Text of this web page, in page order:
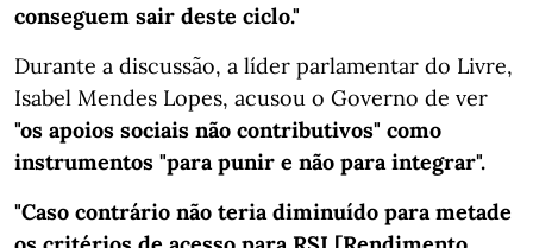
conseguem sair deste ciclo."
Durante a discussão, a líder parlamentar do Livre,
Isabel Mendes Lopes, acusou o Governo de ver
"os apoios sociais não contributivos" como
instrumentos "para punir e não para integrar".
"Caso contrário não teria diminuído para metade